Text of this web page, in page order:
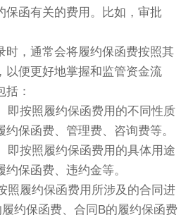
保函有关的费用。比如，审批
时，通常会将履约保函费按照其
以便更好地掌握和监管资金流
：
即按照履约保函费用的不同性质
保函费、管理费、咨询费等。
即按照履约保函费用的具体用途
保函费、违约金等。
照履约保函费用所涉及的合同进
约保函费、合同B的履约保函费